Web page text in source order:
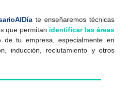
te enseñaremos técnicas
que permitan identificar las áreas
de tu empresa, especialmente en
inducción, reclutamiento y otros